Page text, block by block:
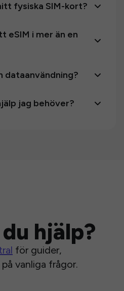
fysiska SIM-kort?
eSIM i mer än en
dataanvändning?
jag behöver?
hjälp?
för guider,
vanliga frågor.